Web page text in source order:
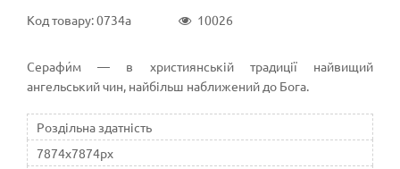
Код товару: 0734a 10026
Серафи́м — в християнській традиції найвищий
ангельський чин, найбільш наближений до Бога.
Роздільна здатність
7874x7874px